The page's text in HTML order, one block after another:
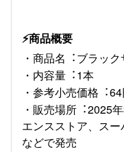
⚡商品概要
・商品名︓ブラッ
・内容量︓1本
・参考小売価格︓64
・販売場所︓2025
エンスストア、ス
などで発売